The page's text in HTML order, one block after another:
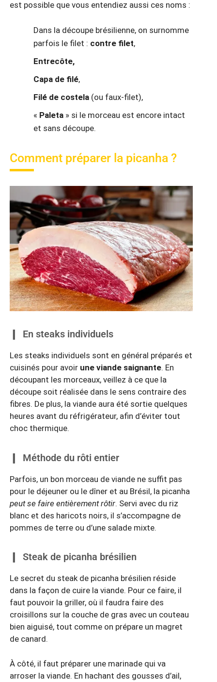
est possible que vous entendiez aussi ces noms :
Dans la découpe brésilienne, on surnomme
parfois le filet : contre filet,
Entrecôte,
Capa de filé,
Filé de costela (ou faux-filet),
« Paleta » si le morceau est encore intact
et sans découpe.
Comment préparer la picanha ?
En steaks individuels
Les steaks individuels sont en général préparés et
cuisinés pour avoir une viande saignante. En
découpant les morceaux, veillez à ce que la
découpe soit réalisée dans le sens contraire des
fibres. De plus, la viande aura été sortie quelques
heures avant du réfrigérateur, afin d’éviter tout
choc thermique.
Méthode du rôti entier
Parfois, un bon morceau de viande ne suffit pas
pour le déjeuner ou le dîner et au Brésil, la picanha
peut se faire entièrement rôtir. Servi avec du riz
blanc et des haricots noirs, il s’accompagne de
pommes de terre ou d’une salade mixte.
Steak de picanha brésilien
Le secret du steak de picanha brésilien réside
dans la façon de cuire la viande. Pour ce faire, il
faut pouvoir la griller, où il faudra faire des
croisillons sur la couche de gras avec un couteau
bien aiguisé, tout comme on prépare un magret
de canard.
À côté, il faut préparer une marinade qui va
arroser la viande. En hachant des gousses d’ail,